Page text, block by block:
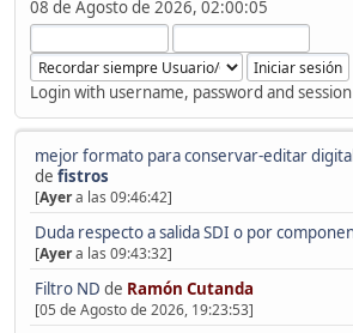
08 de Agosto de 2026, 02:00:05
Login with username, password and
mejor formato para conservar-editar
de fistros
[Ayera las 09:46:42]
Duda respecto a salida SDI o por
[Ayera las 09:43:32]
Filtro ND de Ramón Cutanda
[05 de Agosto de 2026, 19:23:53]